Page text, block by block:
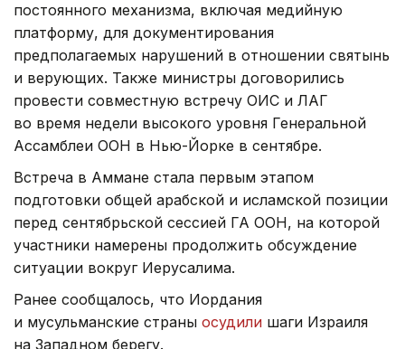
постоянного механизма, включая медийную
платформу, для документирования
предполагаемых нарушений в отношении святынь
и верующих. Также министры договорились
провести совместную встречу ОИС и ЛАГ
во время недели высокого уровня Генеральной
Ассамблеи ООН в Нью-Йорке в сентябре.
Встреча в Аммане стала первым этапом
подготовки общей арабской и исламской позиции
перед сентябрьской сессией ГА ООН, на которой
участники намерены продолжить обсуждение
ситуации вокруг Иерусалима.
Ранее сообщалось, что Иордания
и мусульманские страны осудили шаги Израиля
на Западном берегу.